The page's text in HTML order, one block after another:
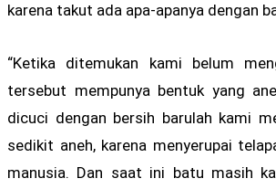
karena takut ada apa-apanya dengan
“Ketika ditemukan kami belum
tersebut mempunya bentuk yang
dicuci dengan bersih barulah kami
sedikit aneh, karena menyerupai
manusia. Dan saat ini batu masih